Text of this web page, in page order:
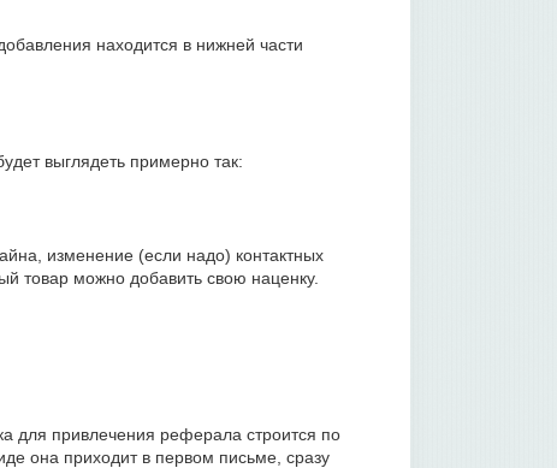
находится в нижней части
выглядеть примерно так:
изменение (если надо) контактных
товар можно добавить свою наценку.
для привлечения реферала строится по
она приходит в первом письме, сразу